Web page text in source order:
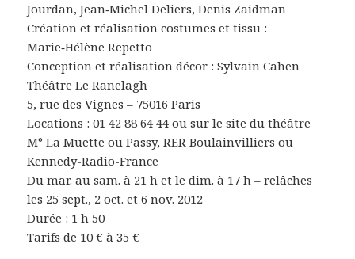
Jourdan, Jean‑Michel Deliers, Denis Zaidman
Création et réalisation costumes et tissu :
Marie‑Hélène Repetto
Conception et réalisation décor : Sylvain Cahen
Théâtre Le Ranelagh
5, rue des Vignes – 75016 Paris
Locations : 01 42 88 64 44 ou sur le site du théâtre
M° La Muette ou Passy, RER Boulainvilliers ou
Kennedy-Radio-France
Du mar. au sam. à 21 h et le dim. à 17 h – relâches
les 25 sept., 2 oct. et 6 nov. 2012
Durée : 1 h 50
Tarifs de 10 € à 35 €